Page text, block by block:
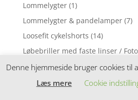
Lommelygter (1)
Lommelygter & pandelamper (7)
Loosefit cykelshorts (14)
Løbebriller med faste linser /
Løbebriller med styrke (2)
Løbecykel (31)
Denne hjemmeside bruger cookies til
Læs mere
Cookie